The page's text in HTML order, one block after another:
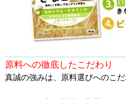
原料への徹底したこだわり
真誠の強みは、原料選びへのこだ